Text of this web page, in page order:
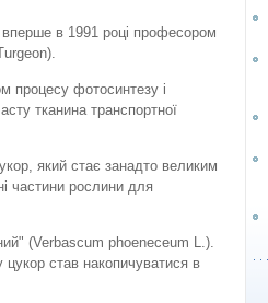
в 1991 році професором
процесу фотосинтезу і
тканина транспортної
який стає занадто великим
частини рослини для
(Verbascum phoeneceum L.).
став накопичуватися в